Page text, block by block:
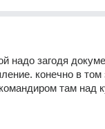
надо загодя
конечно в
там над